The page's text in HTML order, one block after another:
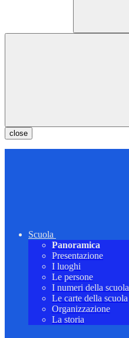
close
Scuola
Panoramica
Presentazione
I luoghi
Le persone
I numeri della scuola
Le carte della scuola
Organizzazione
La storia